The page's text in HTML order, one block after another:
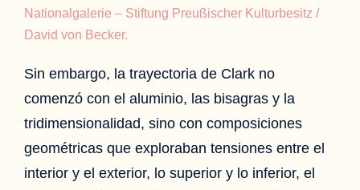
Nationalgalerie – Stiftung Preußischer Kulturbesitz /
David von Becker.
Sin embargo, la trayectoria de Clark no
comenzó con el aluminio, las bisagras y la
tridimensionalidad, sino con composiciones
geométricas que exploraban tensiones entre el
interior y el exterior, lo superior y lo inferior, el